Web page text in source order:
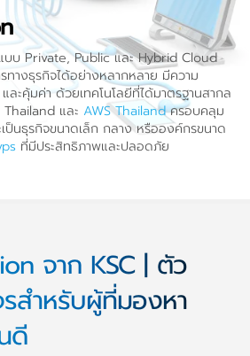
บบ Private, Public และ Hybrid Cloud
างธุรกิจได้อย่างหลากหลาย มีความ
ะคุ้มค่า ด้วยเทคโนโลยีที่ได้มาตรฐานสากล
และ AWS Thailandครอบคลุม
เป็นธุรกิจขนาดเล็ก กลาง หรือองค์กรขนาด
ที่มีประสิทธิภาพและปลอดภัย
จาก KSC | ตัว
สำหรับผู้ที่มองหา
ดี